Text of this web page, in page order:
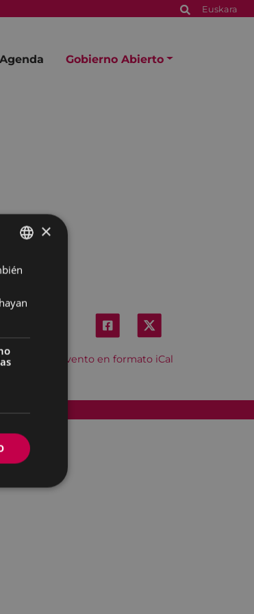
Euskara
Agenda Gobierno Abierto
el evento en formato iCal
BASQUE
×